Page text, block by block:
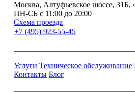
Москва, Алтуфьевское шоссе, 31Б,
ПН-СБ с 11:00 до 20:00
Схема проезда
+7 (495) 923-55-45
Услуги Техническое обслуживание
Контакты Блог